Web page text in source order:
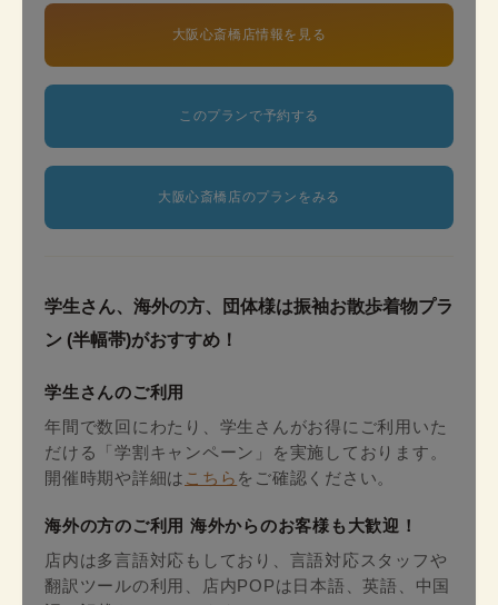
大阪心斎橋店情報を見る
このプランで予約する
大阪心斎橋店のプランをみる
学生さん、海外の方、団体様は振袖お散歩着物プラ
ン (半幅帯)がおすすめ！
学生さんのご利用
年間で数回にわたり、学生さんがお得にご利用いた
だける「学割キャンペーン」を実施しております。
開催時期や詳細は こちら をご確認ください。
海外の方のご利用 海外からのお客様も大歓迎！
店内は多言語対応もしており、言語対応スタッフや
翻訳ツールの利用、店内POPは日本語、英語、中国